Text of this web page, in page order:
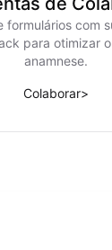
formulários com
para otimizar
anamnese.
Colaborar>